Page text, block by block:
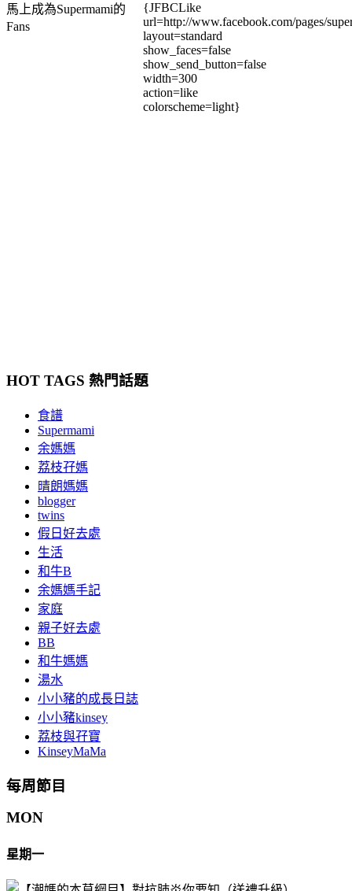
馬上成為Supermami的
Fans
{JFBCLike
url=http://www.facebook.com/pages/
layout=standard
show_faces=false
show_send_button=false
width=300
action=like
colorscheme=light}
HOT TAGS 熱門話題
食譜
Supermami
余媽媽
荔枝孖媽
晴朗媽媽
blogger
twins
假日好去處
生活
和牛B
余媽媽手記
家庭
親子好去處
BB
和牛媽媽
湯水
小小豬的成長日誌
小小豬kinsey
荔枝與孖寶
KinseyMaMa
每周節目
MON
星期一